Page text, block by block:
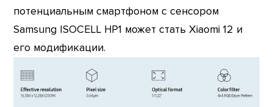
потенциальным смартфоном с сенсором
Samsung ISOCELL HP1 может стать Xiaomi 12 и
его модификации.